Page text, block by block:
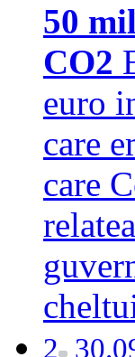
50
CO2
euro
care
care
2